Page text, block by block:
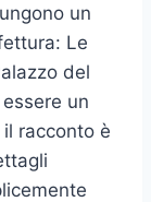
un
Le
del
un
il racconto è